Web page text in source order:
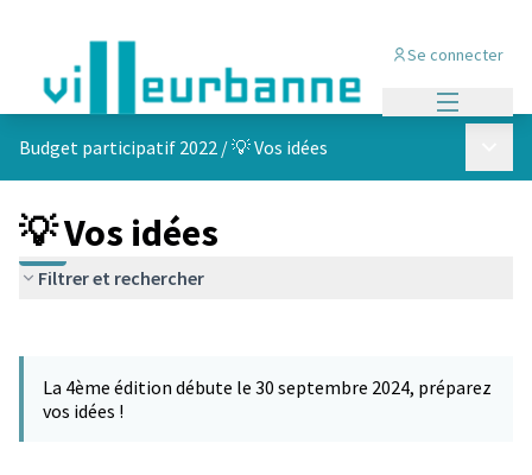
Se connecter
Budget participatif 2022 /💡 Vos idées
💡 Vos idées
Filtrer et rechercher
−
La 4ème édition débute le 30 septembre 2024, préparez
vos idées !